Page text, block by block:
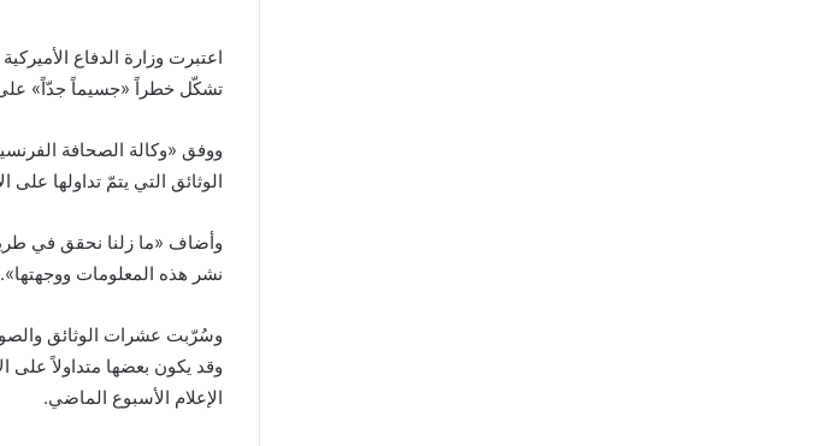
اعتبرت وزارة الدفاع
تشكّل خطراً «جسيماً جدّاً» على
ووفق «وكالة الصحافة
الوثائق التي يتمّ تداولها
وأضاف «ما زلنا نحقق في
نشر هذه المعلومات ووجهتها».
وسُرّبت عشرات الوثائق
وقد يكون بعضها متداولاً على
الإعلام الأسبوع الماضي.